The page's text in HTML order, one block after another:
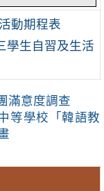
動期程表
學生自習及生活
滿意度調查
等學校「韓語教